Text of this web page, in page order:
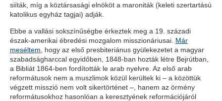
siíták, míg a köztársasági elnököt a maroniták (keleti szertartású
katolikus egyház tagjai) adják.
Ebbe a vallási sokszínűségbe érkeztek meg a 19. századi
észak-amerikai ébredési mozgalom misszionáriusai. Már
meséltem , hogy az első presbiteriánus gyülekezetet a magyar
szabadságharccal egyidőben, 1848-ban hozták létre Bejrútban,
a Bibliát 1864-ben fordították le arab nyelvre. Az első arab
reformátusok nem a muszlimok közül kerültek ki – a közöttük
végzett misszió nem volt sikertörténet –, hanem az örmény
reformátusokhoz hasonlóan a keresztyének reformációjáról